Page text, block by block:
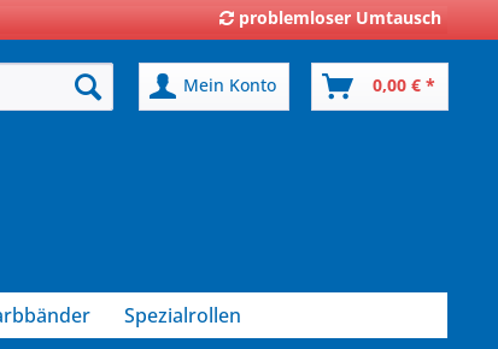
problemloser Umtausch
Mein Konto 0,00 € *
Spezialrollen